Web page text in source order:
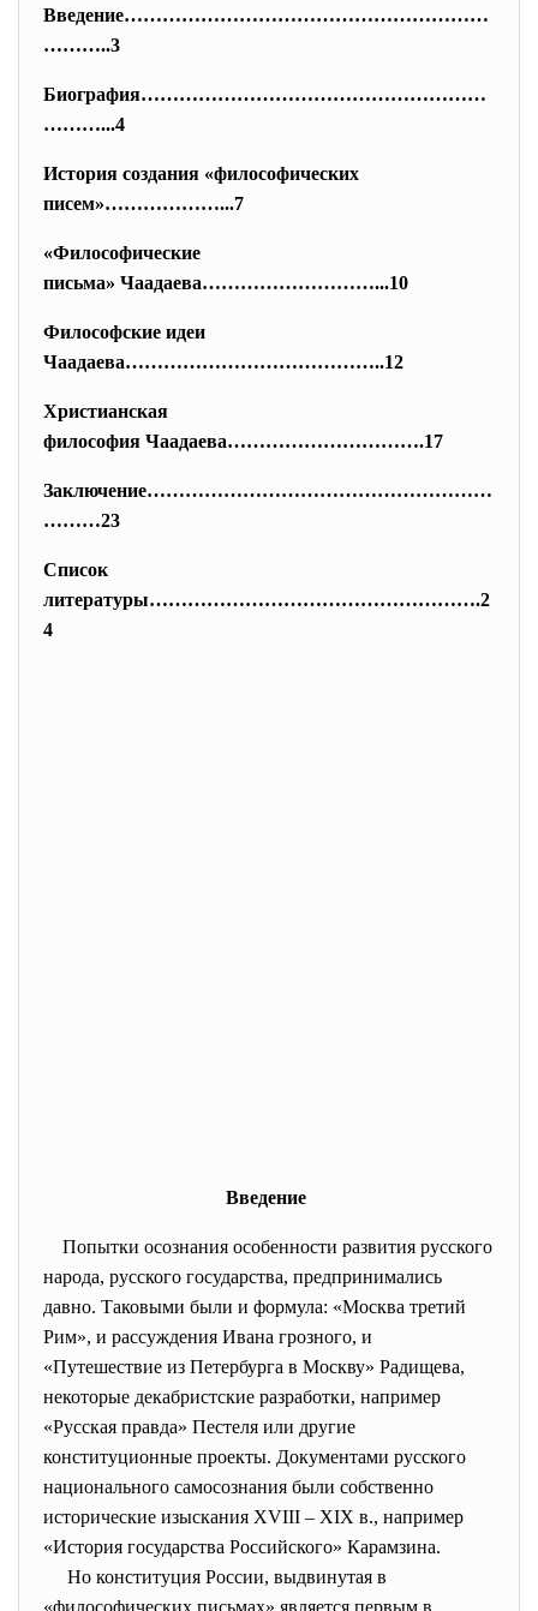
Введение…………………………………………………
………..3
Биография………………………………………………
………...4
История создания «философических
писем»………………...7
«Философические
письма» Чаадаева………………………...10
Философские идеи
Чаадаева…………………………………..12
Христианская
философия Чаадаева………………………….17
Заключение………………………………………………
………23
Список
литературы…………………………………………….2
4
Введение
Попытки осознания особенности развития русского
народа, русского государства, предпринимались
давно. Таковыми были и формула: «Москва третий
Рим», и рассуждения Ивана грозного, и
«Путешествие из Петербурга в Москву» Радищева,
некоторые декабристские разработки, например
«Русская правда» Пестеля или другие
конституционные проекты. Документами русского
национального самосознания были собственно
исторические изыскания XVIII – XIX в., например
«История государства Российского» Карамзина.
Но конституция России, выдвинутая в
«философических письмах» является первым в